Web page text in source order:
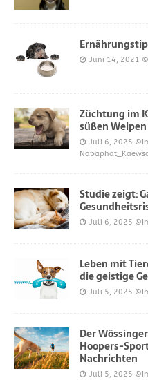
Juni 14, 2021
Züchtung im
süßen
Juli 6, 2025
Studie zeigt:
Juli 6, 2025
Leben mit
die geistige
Juli 5, 2025
Der
Hoopers-
Nachrichten
Juli 5, 2025